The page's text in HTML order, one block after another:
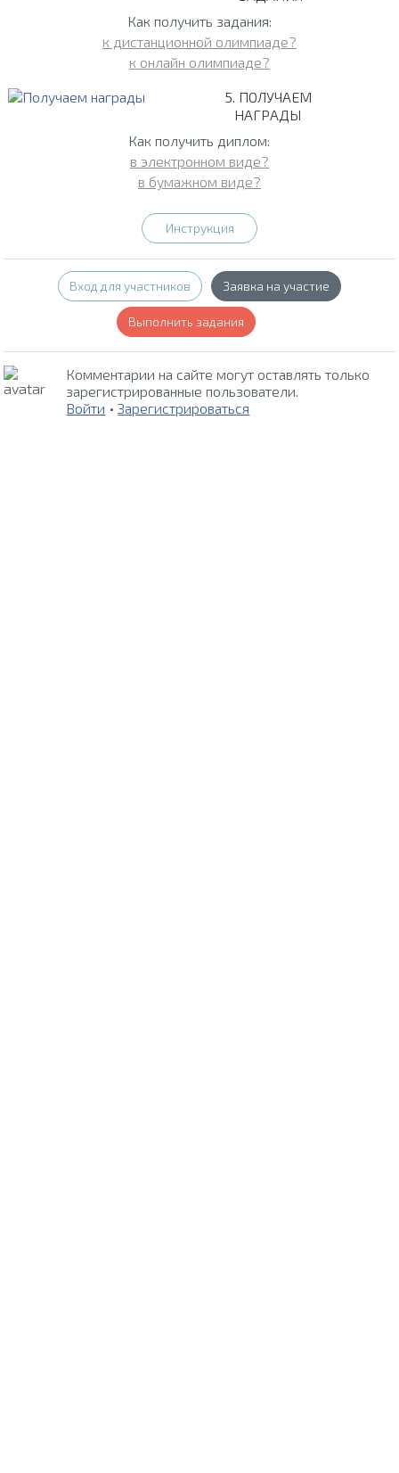
Как получить задания:
к дистанционной олимпиаде?
к онлайн олимпиаде?
5. ПОЛУЧАЕМ
НАГРАДЫ
Как получить диплом:
в электронном виде?
в бумажном виде?
Инструкция
Вход для участников Заявка на участие
Выполнить задания
Комментарии на сайте могут оставлять только
зарегистрированные пользователи.
Войти •Зарегистрироваться